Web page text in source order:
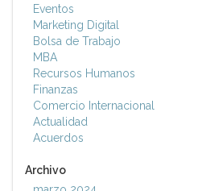
Eventos
Marketing Digital
Bolsa de Trabajo
MBA
Recursos Humanos
Finanzas
Comercio Internacional
Actualidad
Acuerdos
Archivo